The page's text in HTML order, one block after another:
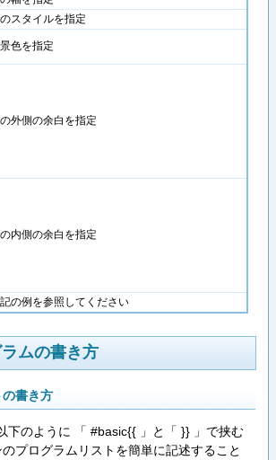
スタイルを指定
色を指定
外側の余白を指定
内側の余白を指定
記の例を参照してください
ムの書き方
書き方
下のように 「 #basic{{ 」と「 }} 」で挟む
プログラムリストを簡単に記述すること